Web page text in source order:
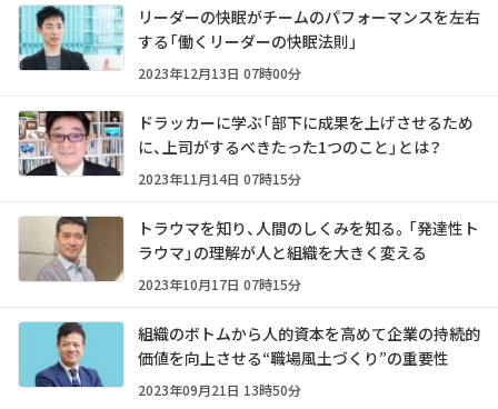
リーダーの快眠がチームのパフォーマンスを左右
する「働くリーダーの快眠法則」
2023年12月13日 07時00分
ドラッカーに学ぶ「部下に成果を上げさせるため
に、上司がするべきたった1つのこと」とは？
2023年11月14日 07時15分
トラウマを知り、人間のしくみを知る。「発達性ト
ラウマ」の理解が人と組織を大きく変える
2023年10月17日 07時15分
組織のボトムから人的資本を高めて企業の持続的
価値を向上させる“職場風土づくり”の重要性
2023年09月21日 13時50分